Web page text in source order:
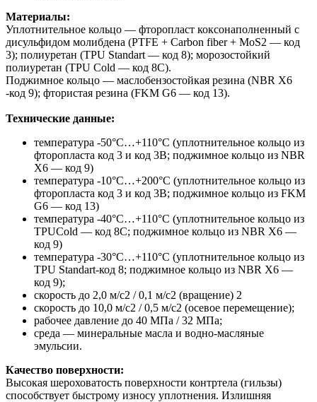
Материалы:
Уплотнительное кольцо — фторопласт коксонаполненный с
дисульфидом молибдена (PTFE + Carbon fiber + MoS2 — код
3); полиуретан (TPU Standart — код 8); морозостойкий
полиуретан (TPU Cold — код 8C).
Поджимное кольцо — маслобензостойкая резина (NBR X6
-код 9); фтористая резина (FKM G6 — код 13).
Технические данные:
температура -50°С…+110°С (уплотнительное кольцо из
фторопласта код 3 и код 3В; поджимное кольцо из NBR
X6 — код 9)
температура -10°С…+200°С (уплотнительное кольцо из
фторопласта код 3 и код 3В; поджимное кольцо из FKM
G6 — код 13)
температура -40°С…+110°С (уплотнительное кольцо из
TPUCold — код 8С; поджимное кольцо из NBR X6 —
код 9)
температура -30°С…+110°С (уплотнительное кольцо из
TPU Standart-код 8; поджимное кольцо из NBR X6 —
код 9);
скорость до 2,0 м/с2 / 0,1 м/с2 (вращение) 2
скорость до 10,0 м/с2 / 0,5 м/с2 (осевое перемещение);
рабочее давление до 40 МПа / 32 МПа;
среда — минеральные масла и водно-масляные
эмульсии.
Качество поверхности:
Высокая шероховатость поверхности контртела (гильзы)
способствует быстрому износу уплотнения. Излишняя